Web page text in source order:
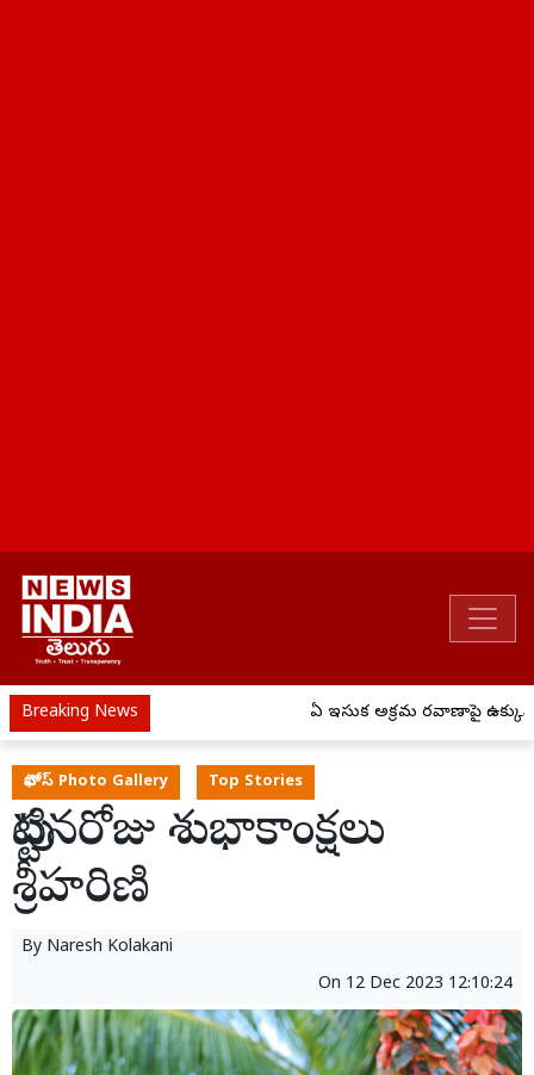
Breaking News ఏపీ ఇసుక అక్రమ రవాణాపై
ఫొటోస్ Photo Gallery Top Stories
పుట్టినరోజు శుభాకాంక్షలు
శ్రీహరిణి
By Naresh Kolakani
On 12 Dec 2023 12:10:24